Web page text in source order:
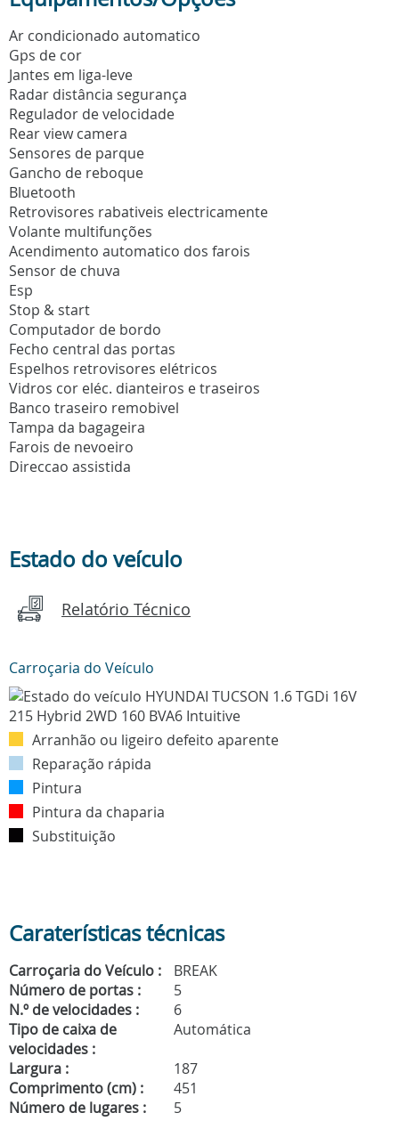
Ar condicionado automatico
Gps de cor
Jantes em liga-leve
Radar distância segurança
Regulador de velocidade
Rear view camera
Sensores de parque
Gancho de reboque
Bluetooth
Retrovisores rabativeis electricamente
Volante multifunções
Acendimento automatico dos farois
Sensor de chuva
Esp
Stop & start
Computador de bordo
Fecho central das portas
Espelhos retrovisores elétricos
Vidros cor eléc. dianteiros e traseiros
Banco traseiro remobivel
Tampa da bagageira
Farois de nevoeiro
Direccao assistida
Estado do veículo
Relatório Técnico
Carroçaria do Veículo
Arranhão ou ligeiro defeito aparente
Reparação rápida
Pintura
Pintura da chaparia
Substituição
Caraterísticas técnicas
Carroçaria do Veículo :
BREAK
Número de portas :
5
N.º de velocidades :
6
Tipo de caixa de
velocidades :
Automática
Largura :
187
Comprimento (cm) :
451
Número de lugares :
5